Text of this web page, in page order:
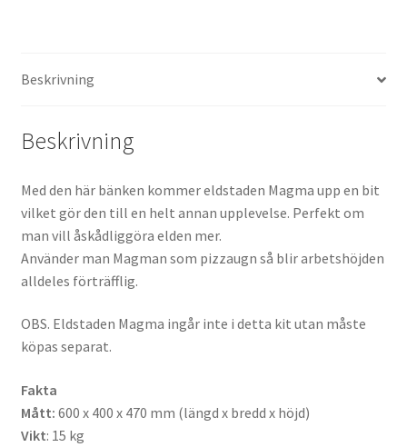
Beskrivning
Beskrivning
Med den här bänken kommer eldstaden Magma upp en bit
vilket gör den till en helt annan upplevelse. Perfekt om
man vill åskådliggöra elden mer.
Använder man Magman som pizzaugn så blir arbetshöjden
alldeles förträfflig.
OBS. Eldstaden Magma ingår inte i detta kit utan måste
köpas separat.
Fakta
Mått: 600 x 400 x 470 mm (längd x bredd x höjd)
Vikt: 15 kg